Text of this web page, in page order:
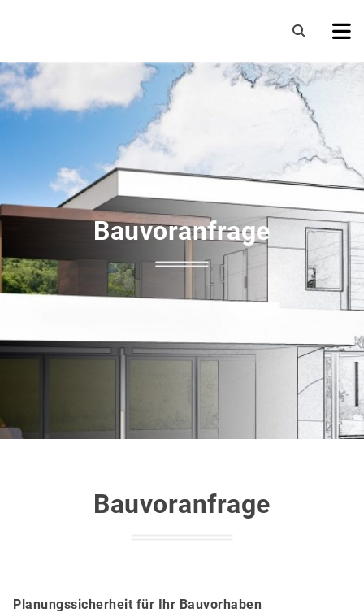
Bauvoranfrage
Bauvoranfrage
Planungssicherheit für Ihr Bauvorhaben